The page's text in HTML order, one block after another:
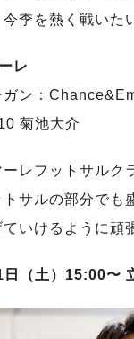
季を熱く戦いた
レ
ガン：
菊池大介
ーレフットサル
サルの部分でも
いけるように頑
日（土）15:00〜